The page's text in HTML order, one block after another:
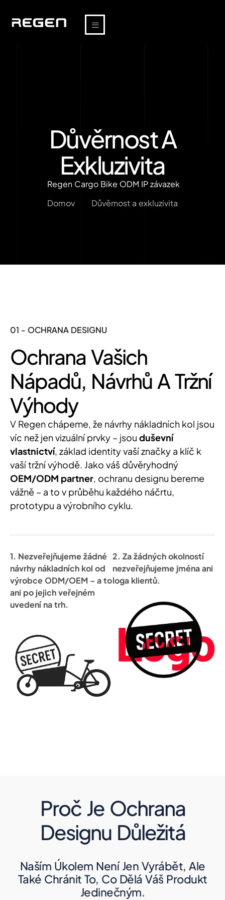
Důvěrnost A
Exkluzivita
Regen Cargo Bike ODM IP závazek
Domov
Důvěrnost a exkluzivita
01 - OCHRANA DESIGNU
Ochrana Vašich
Nápadů, Návrhů A Tržní
Výhody
V Regen chápeme, že návrhy nákladních kol jsou
víc než jen vizuální prvky – jsou duševní
vlastnictví, základ identity vaší značky a klíč k
vaší tržní výhodě. Jako váš důvěryhodný
OEM/ODM partner, ochranu designu bereme
vážně – a to v průběhu každého náčrtu,
prototypu a výrobního cyklu.
1. Nezveřejňujeme žádné
návrhy nákladních kol od
výrobce ODM/OEM – a to
ani po jejich veřejném
uvedení na trh.
2. Za žádných okolností
nezveřejňujeme jména ani
loga klientů.
Proč Je Ochrana
Designu Důležitá
Naším Úkolem Není Jen Vyrábět, Ale
Také Chránit To, Co Dělá Váš Produkt
Jedinečným.